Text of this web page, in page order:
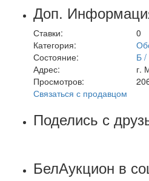
Доп.
Ставки:
0
Категория:
Состояние:
Б /
Адрес:
г.
Просмотров:
Связаться с продавцом
Поделись с
БелАукцион в